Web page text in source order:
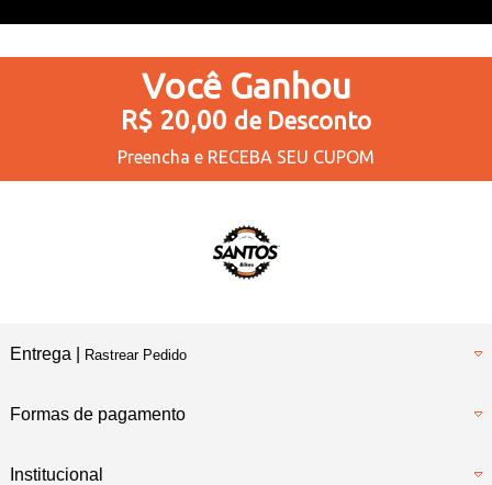
Você Ganhou
R$ 20,00 de Desconto
Preencha e RECEBA SEU CUPOM
Entrega | Rastrear Pedido
Formas de pagamento
Institucional